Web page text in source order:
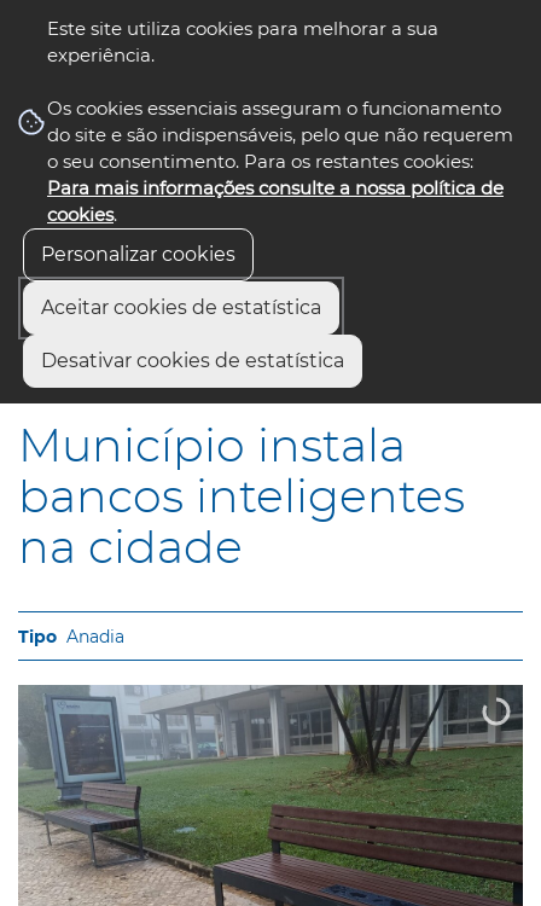
Este site utiliza cookies para melhorar a sua
experiência.
Os cookies essenciais asseguram o funcionamento
do site e são indispensáveis, pelo que não requerem
o seu consentimento. Para os restantes cookies:
Para mais informações consulte a nossa política de
cookies.
Personalizar cookies
Aceitar cookies de estatística
Desativar cookies de estatística
nos select language
Início
Município instala bancos inteligentes na cidade
Município instala
bancos inteligentes
na cidade
Anadia